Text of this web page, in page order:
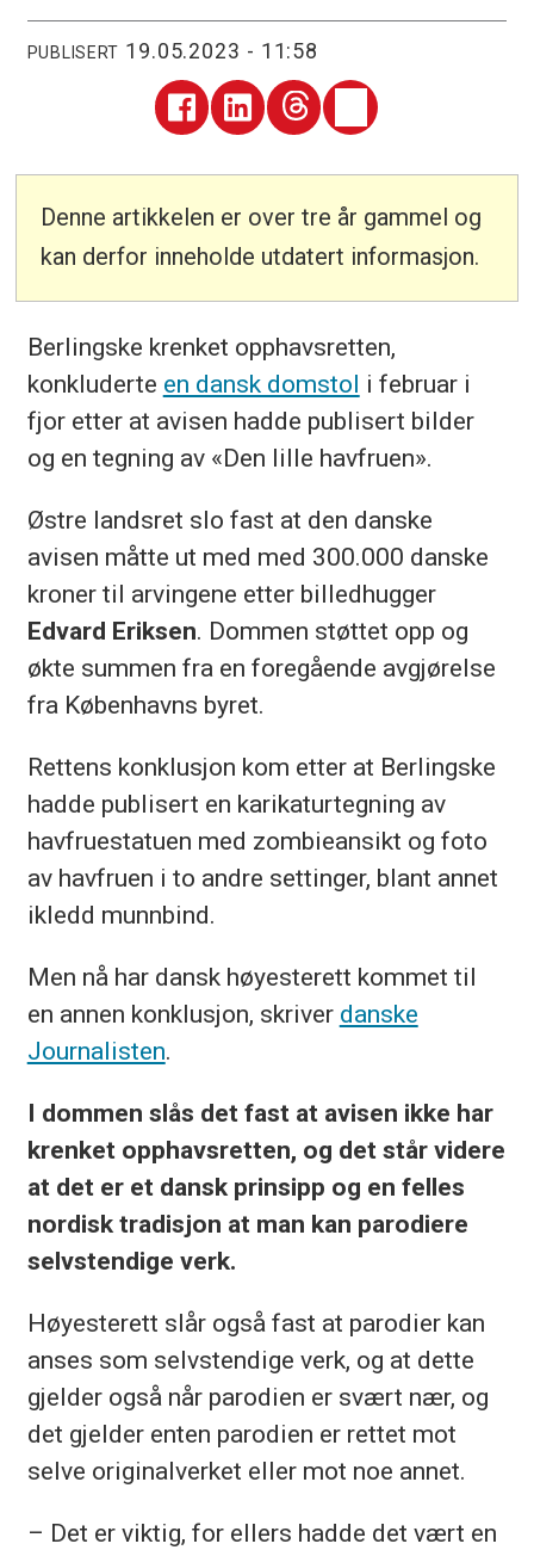
PUBLISERT 19.05.2023 - 11:58
Denne artikkelen er over tre år gammel og
kan derfor inneholde utdatert informasjon.
Berlingske krenket opphavsretten,
konkluderte en dansk domstol i februar i
fjor etter at avisen hadde publisert bilder
og en tegning av «Den lille havfruen».
Østre landsret slo fast at den danske
avisen måtte ut med med 300.000 danske
kroner til arvingene etter billedhugger
Edvard Eriksen. Dommen støttet opp og
økte summen fra en foregående avgjørelse
fra Københavns byret.
Rettens konklusjon kom etter at Berlingske
hadde publisert en karikaturtegning av
havfruestatuen med zombieansikt og foto
av havfruen i to andre settinger, blant annet
ikledd munnbind.
Men nå har dansk høyesterett kommet til
en annen konklusjon, skriver danske
Journalisten.
I dommen slås det fast at avisen ikke har
krenket opphavsretten, og det står videre
at det er et dansk prinsipp og en felles
nordisk tradisjon at man kan parodiere
selvstendige verk.
Høyesterett slår også fast at parodier kan
anses som selvstendige verk, og at dette
gjelder også når parodien er svært nær, og
det gjelder enten parodien er rettet mot
selve originalverket eller mot noe annet.
– Det er viktig, for ellers hadde det vært en